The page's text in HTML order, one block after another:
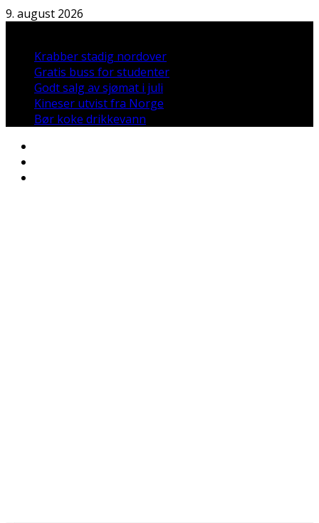
Hopp
9. august 2026
Krabber stadig nordover
Gratis buss for studenter
Godt salg av sjømat i juli
Kineser utvist fra Norge
Bør koke drikkevann